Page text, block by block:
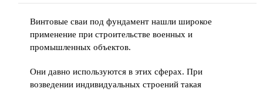
Винтовые сваи под фундамент нашли широкое
применение при строительстве военных и
промышленных объектов.
Они давно используются в этих сферах. При
возведении индивидуальных строений такая